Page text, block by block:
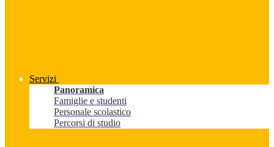
Servizi
Panoramica
Famiglie e studenti
Personale scolastico
Percorsi di studio